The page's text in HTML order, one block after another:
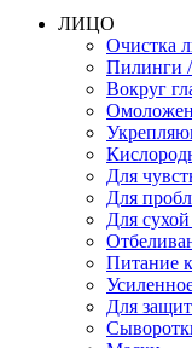
ЛИЦО
Очистка
Пилинги
Вокруг
Для
Для
Для
Питание
Для